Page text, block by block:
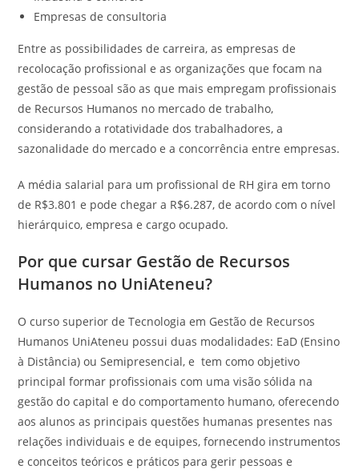
Empresas de consultoria
Entre as possibilidades de carreira, as empresas de
recolocação profissional e as organizações que focam na
gestão de pessoal são as que mais empregam profissionais
de Recursos Humanos no mercado de trabalho,
considerando a rotatividade dos trabalhadores, a
sazonalidade do mercado e a concorrência entre empresas.
A média salarial para um profissional de RH gira em torno
de R$3.801 e pode chegar a R$6.287, de acordo com o nível
hierárquico, empresa e cargo ocupado.
Por que cursar Gestão de Recursos
Humanos no UniAteneu?
O curso superior de Tecnologia em Gestão de Recursos
Humanos UniAteneu possui duas modalidades: EaD (Ensino
à Distância) ou Semipresencial, e tem como objetivo
principal formar profissionais com uma visão sólida na
gestão do capital e do comportamento humano, oferecendo
aos alunos as principais questões humanas presentes nas
relações individuais e de equipes, fornecendo instrumentos
e conceitos teóricos e práticos para gerir pessoas e